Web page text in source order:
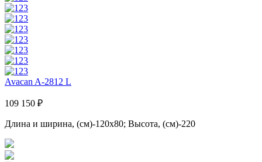
Avacan A-2812 L
109 150 ₽
Длина и ширина, (см)-120x80; Высота, (см)-220